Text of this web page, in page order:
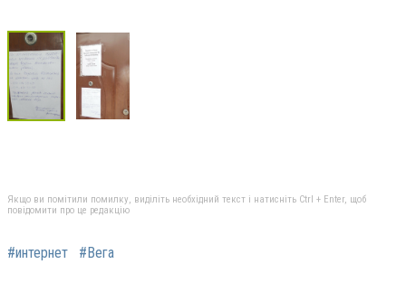
Якщо ви помітили помилку, виділіть необхідний текст і натисніть Ctrl + Enter, щоб
повідомити про це редакцію
#интернет #Вега